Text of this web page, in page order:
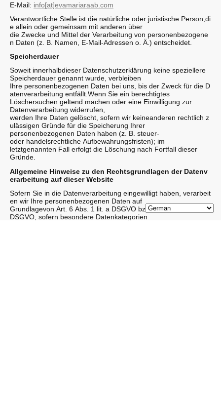
E-Mail: info[at]evamariaraab.com
Verantwortliche Stelle ist die natürliche oder juristische Person,di
e allein oder gemeinsam mit anderen über
die Zwecke und Mittel der Verarbeitung von personenbezogene
n Daten (z. B. Namen, E-Mail-Adressen o. Ä.) entscheidet.
Speicherdauer
Soweit innerhalbdieser Datenschutzerklärung keine speziellere
Speicherdauer genannt wurde, verbleiben
Ihre personenbezogenen Daten bei uns, bis der Zweck für die D
atenverarbeitung entfällt.Wenn Sie ein berechtigtes
Löschersuchen geltend machen oder eine Einwilligung zur
Datenverarbeitung widerrufen,
werden Ihre Daten gelöscht, sofern wir keineanderen rechtlich z
ulässigen Gründe für die Speicherung Ihrer
personenbezogenen Daten haben (z. B. steuer-
oder handelsrechtliche Aufbewahrungsfristen); im
letztgenannten Fall erfolgt die Löschung nach Fortfall dieser
Gründe.
Allgemeine Hinweise zu den Rechtsgrundlagen der Datenv
erarbeitung auf dieser Website
Sofern Sie in die Datenverarbeitung eingewilligt haben, verarbeit
en wir Ihre personenbezogenen Daten auf
Grundlagevon Art. 6 Abs. 1 lit. a DSGVO bzw. Art. 9 Abs. 2 lit. a
DSGVO, sofern besondere Datenkategorien